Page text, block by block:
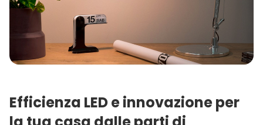
Efficienza LED e innovazione per